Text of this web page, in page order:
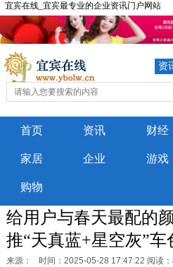
宜宾在线_宜宾最专业的企业资讯门户网站
资
首页 资讯 财经
家居 企业 游戏
购物
给用户与春天最配的
推“天真蓝+星空灰”车
来源： 时间：2025-05-28 17:47:22 阅读